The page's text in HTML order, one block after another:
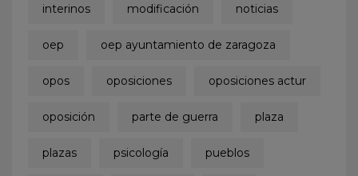
interinos modificación noticias
oep oep ayuntamiento de zaragoza
opos oposiciones oposiciones actur
oposición parte de guerra plaza
plazas psicología pueblos